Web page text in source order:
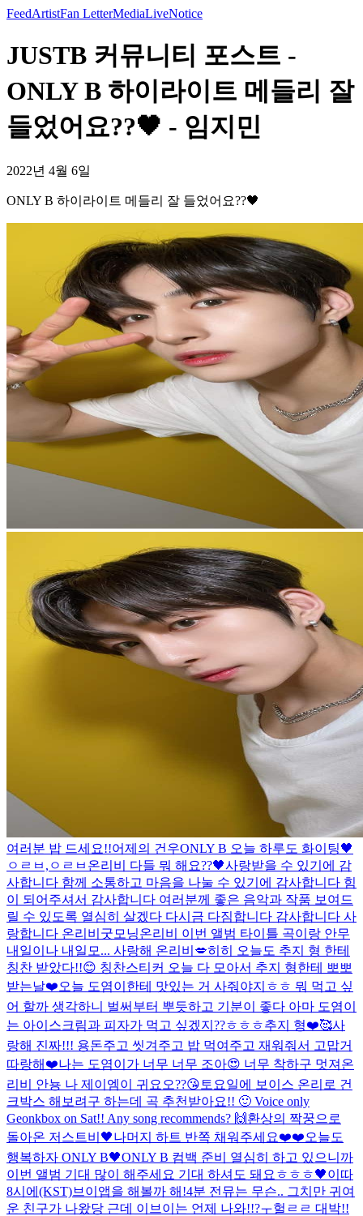
FeedArtistFan LetterMediaLiveNotice
JUSTB 커뮤니티 포스트 -
ONLY B 하이라이트 메들리 잘
들었어요??🖤 - 임지민
2022년 4월 6일
ONLY B 하이라이트 메들리 잘 들었어요??🖤
여러분 밥 드세요!!어제의 건우ONLY B 오늘 하루도 화이팅🖤
ㅇㄹㅂ,ㅇㄹㅂ 온리비 다들 뭐 해요??🖤사랑받을 수 있기에 감
사합니다 함께 소통하고 마음을 나눌 수 있기에 감사합니다 힘
이 되어주셔서 감사합니다 여러분께 좋은 음악과 작품 보여드
릴 수 있도록 열심히 살겠다 다시금 다짐합니다 감사합니다 사
랑합니다 온리비 굿모닝온리비 이번 앨범 타이틀 곡이랑 안무
내일이나 내일모... 사랑해 온리비💋히히 오늘도 추지 형 한테
칭찬 받았다!!😊 칭찬스티커 오늘 다 모아서 추지 형한테 뽀뽀
받는날❤️오늘 도염이한테 맛있는 거 사줘야지ㅎㅎ 뭐 먹고 싶
어 할까 생각하니 벌써부터 뿌듯하고 기분이 좋다 아마 도염이
는 아이스크림과 피자가 먹고 싶겠지??ㅎㅎㅎ추지 형❤️🥰사
랑해 진짜!!! 용돈주고 씻겨주고 밥 먹여주고 재워줘서 고맙거
따랑해❤️나는 도염이가 너무 너무 조아😍 너무 착하구 멋져 온
리비 안뇽 나 제이엠이 귀요오??😘 토요일에 보이스 온리로 건
크박스 해보려구 하는데 곡 추천받아요!! 🙂 Voice only
Geonkbox on Sat!! Any song recommends? 🙌 환상의 짝꿍으로
돌아온 저스트비🖤나머지 하트 반쪽 채워주세요❤️❤️오늘도
행복하자 ONLY B🖤ONLY B 컴백 준비 열심히 하고 있으니까
이번 앨범 기대 많이 해주세요 기대 하셔도 돼요ㅎㅎㅎ🖤이따
8시에(KST)브이앱을 해볼까 해!4분 전 뮤는 무슨.. 그치만 귀여
운 친구가 나왔당 근데 이브이는 언제 나와!!?ㅜ헐ㄹㄹ 대박!!